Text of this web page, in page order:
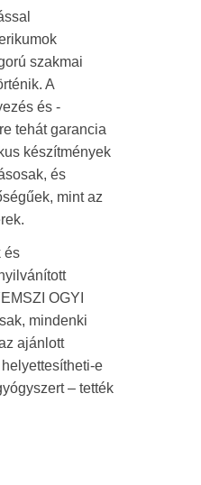
szakmai
A
és -
tehát garancia
készítmények
és
mint az
és
OGYI
mindenki
ajánlott
e
– tették